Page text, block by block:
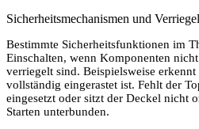
Sicherheitsmechanismen und
Bestimmte Sicherheitsfunktionen im
Einschalten, wenn Komponenten
verriegelt sind. Beispielsweise
vollständig eingerastet ist. Fehlt der
eingesetzt oder sitzt der Deckel nicht
Starten unterbunden.